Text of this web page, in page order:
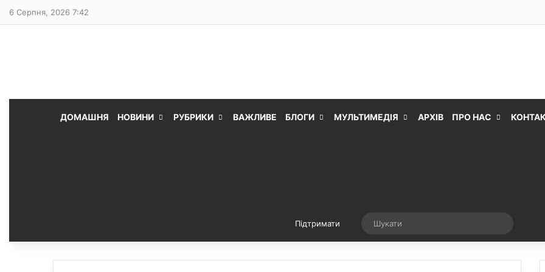
6 Серпня, 2026 7:42
ДОМАШНЯ НОВИНИ РУБРИКИ ВАЖЛИВЕ БЛОГИ МУЛЬТИМЕДІЯ АРХІВ ПРО НАС
Підтримати Випадкова стаття